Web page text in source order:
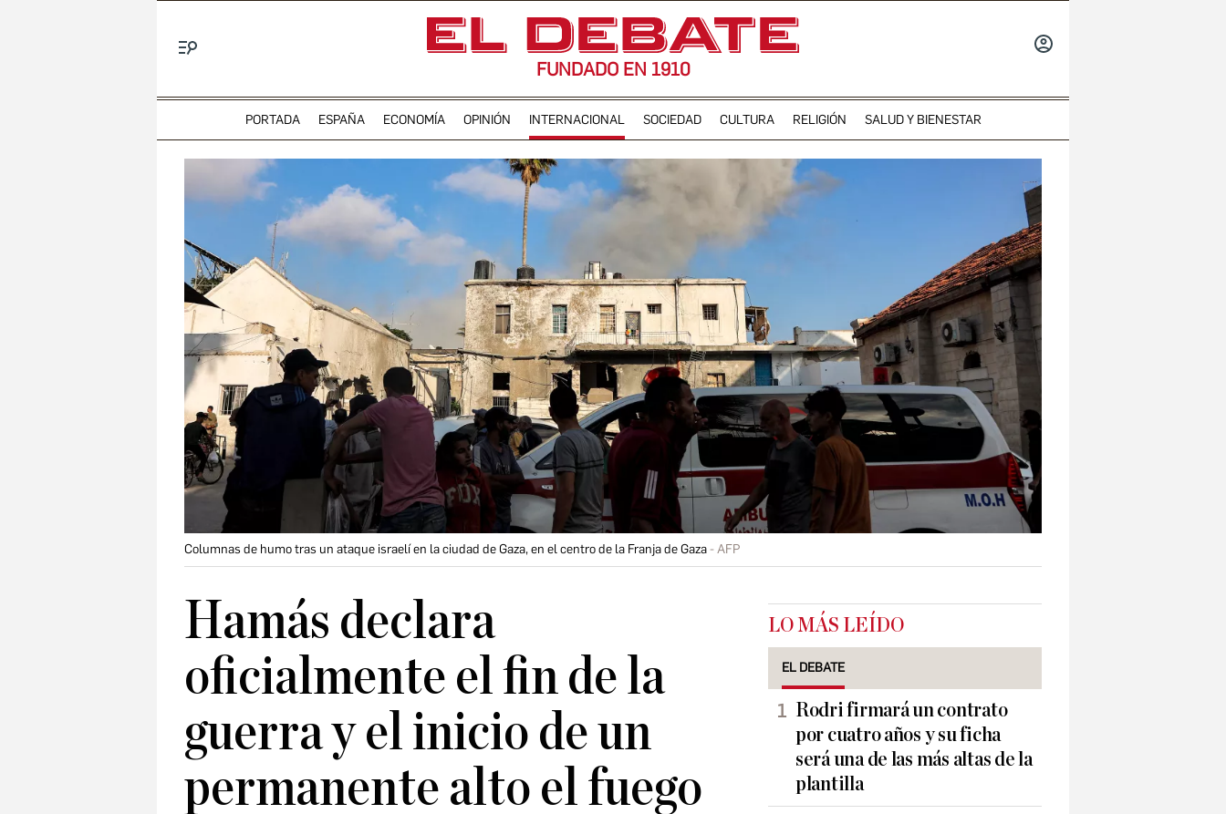
FUNDADO EN 1910
PORTADA ESPAÑA ECONOMÍA OPINIÓN INTERNACIONAL SOCIEDAD CULTURA RELIGIÓN SALUD Y BIENESTAR
Columnas de humo tras un ataque israelí en la ciudad de Gaza, en el centro de la Franja de Gaza AFP
Hamás declara
oficialmente el fin de la
guerra y el inicio de un
permanente alto el fuego
LO MÁS LEÍDO
EL DEBATE
Rodri firmará un contrato
por cuatro años y su ficha
será una de las más altas de la
plantilla